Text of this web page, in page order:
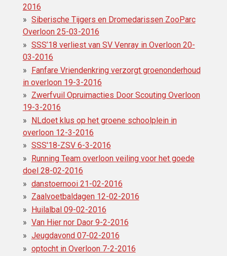
2016
Siberische Tijgers en Dromedarissen ZooParc
Overloon 25-03-2016
SSS’18 verliest van SV Venray in Overloon 20-
03-2016
Fanfare Vriendenkring verzorgt groenonderhoud
in overloon 19-3-2016
Zwerfvuil Opruimacties Door Scouting Overloon
19-3-2016
NLdoet klus op het groene schoolplein in
overloon 12-3-2016
SSS'18-ZSV 6-3-2016
Running Team overloon veiling voor het goede
doel 28-02-2016
danstoernooi 21-02-2016
Zaalvoetbaldagen 12-02-2016
Huilalbal 09-02-2016
Van Hier nor Daor 9-2-2016
Jeugdavond 07-02-2016
optocht in Overloon 7-2-2016